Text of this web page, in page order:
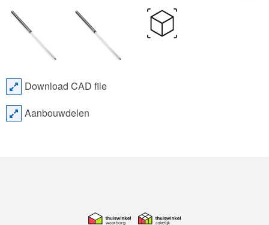
Download CAD file
Aanbouwdelen